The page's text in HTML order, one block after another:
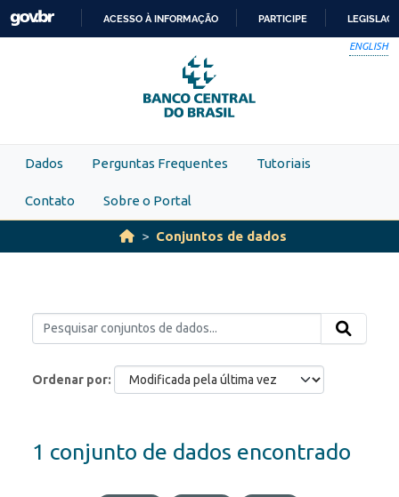
Skip to main content
PARA
O
CONTEÚDO
ACESSO À INFORMAÇÃO PARTICIPE
ENGLISH
Dados Perguntas Frequentes Tutoriais
Contato Sobre o Portal
Conjuntos de dados
Ordenar por
1 conjunto de dados encontrado